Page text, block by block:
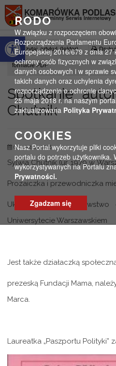
Otwórz pasek narzędzi
KOMARÓWKA
Oficjalny gminny Serwis Internetowy
Czytaj artykuł (lektor)
formacie PDF
Spotkanie
Chutnik
6 kwietnia 2016
Sylwia Chutnik (ur. 1979 w
Prozaiczka i przewodniczka
Ukończyła
Uniwersytecie Warszawskiem
Jest także działaczką
prezeską Fundacji Mama,
Marca.
Laureatka „Paszportu Polityki”
RODO
W związku z rozpoczęciem
Rozporządzenia Parlamentu
Europejskiej 2016/679 z dnia
ochrony osób fizycznych w
danych osobowych i w sprawie
takich danych oraz uchylenia
rozporządzenie o ochronie
25 maja 2018 r. na naszym
zaktualizowana Polityka
COOKIES
Nasz Portal wykorzytuje pliki
portalu do potrzeb użytkownika.
wykorzystywanych na Portalu
Prywatności.
Zgadzam się